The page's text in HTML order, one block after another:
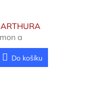
ARTHURA
a
Do košíku